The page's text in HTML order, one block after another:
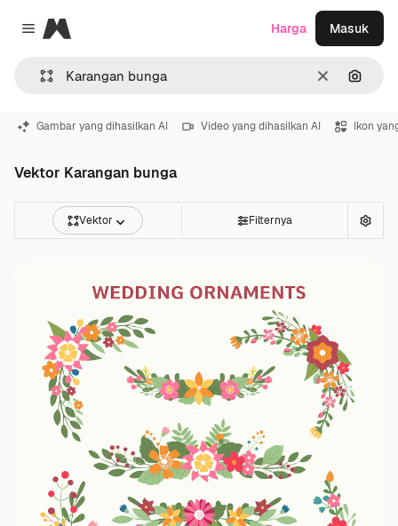
Close menu
Magnific
Jernih
Harga Masuk
Gambar yang dihasilkan AI Video yang dihasilkan AI Ikon
Vektor Karangan bunga
Vektor Filternya